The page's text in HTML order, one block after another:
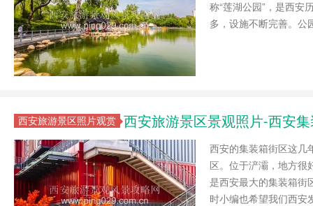
称“莲湖公园”，是西安
多，设施不断完善。
西安旅游景区照片观赏 西安旅游景区景观照片-西安
西安的集装箱街区这几
区。位于浐灞，地方很
是西安最大的集装箱街
时小编也希望我们西安